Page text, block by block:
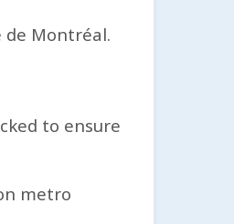
Montréal.
to ensure
metro